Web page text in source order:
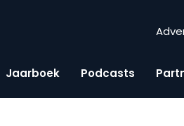
Jaarboek Podcasts